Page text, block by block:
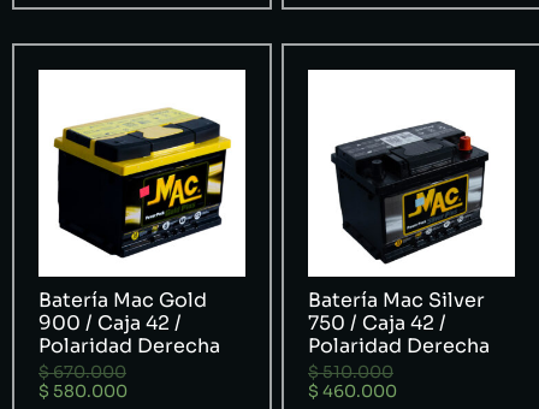
Batería Mac Gold
900 / Caja 42 /
Polaridad Derecha
$670.000
$ 580.000
Batería Mac Silver
750 / Caja 42 /
Polaridad Derecha
$510.000
$ 460.000